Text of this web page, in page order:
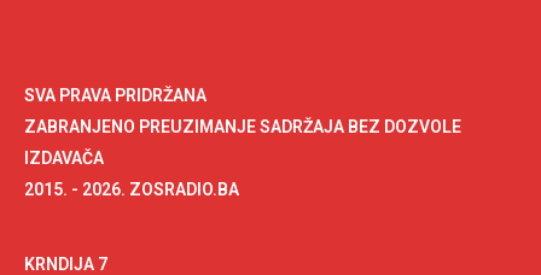
SVA PRAVA PRIDRŽANA
ZABRANJENO PREUZIMANJE SADRŽAJA BEZ DOZVOLE
IZDAVAČA
2015. - 2026. ZOSRADIO.BA
KRNDIJA 7